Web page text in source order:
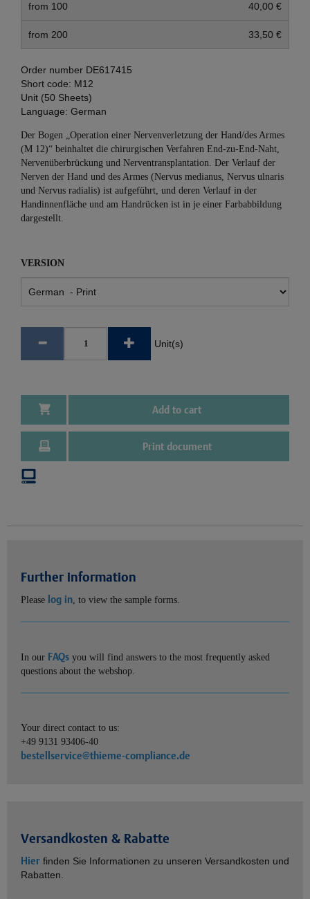
from 100 40,00 €
from 200 33,50 €
Order number DE617415
Short code: M12
Unit (50 Sheets)
Language: German
Der Bogen „Operation einer Nervenverletzung der Hand/des Armes
(M 12)“ beinhaltet die chirurgischen Verfahren End-zu-End-Naht,
Nervenüberbrückung und Nerventransplantation. Der Verlauf der
Nerven der Hand und des Armes (Nervus medianus, Nervus ulnaris
und Nervus radialis) ist aufgeführt, und deren Verlauf in der
Handinnenfläche und am Handrücken ist in je einer Farbabbildung
dargestellt.
VERSION
Unit(s)
Add to cart
Print document
Further information
Please log in, to view the sample forms.
In our FAQs you will find answers to the most frequently asked
questions about the webshop.
Your direct contact to us:
+49 9131 93406-40
bestellservice@thieme-compliance.de
Versandkosten & Rabatte
Hier finden Sie Informationen zu unseren Versandkosten und
Rabatten.